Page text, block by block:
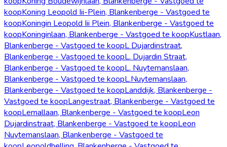
koopKoning Leopold Iii-Plein, Blankenberge - Vastgoed te
koopKoningin Leopold Iii Plein, Blankenberge - Vastgoed te
koopKoninginlaan, Blankenberge - Vastgoed te koopKustlaan,
Blankenberge - Vastgoed te koopL Dujardinstraat,
Blankenberge - Vastgoed te koopL. Dujardin Straat,
Blankenberge - Vastgoed te koopL. Nuytemanslaan,
Blankenberge - Vastgoed te koopL.Nuytemanslaan,
Blankenberge - Vastgoed te koopLanddijk, Blankenberge -
Vastgoed te koopLangestraat, Blankenberge - Vastgoed te
koopLemallaan, Blankenberge - Vastgoed te koopLeon
Dujardinstraat, Blankenberge - Vastgoed te koopLeon
Nuytemanslaan, Blankenberge - Vastgoed te